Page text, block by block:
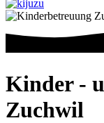
Kinder -
Zuchwil